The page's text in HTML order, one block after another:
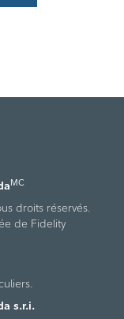
MC
droits réservés.
de Fidelity
s.r.i.